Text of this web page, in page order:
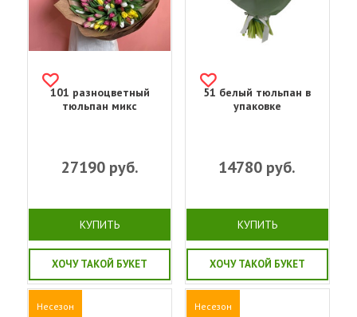
101 разноцветный
тюльпан микс
27190руб.
КУПИТЬ
ХОЧУ ТАКОЙ БУКЕТ
51 белый тюльпан в
упаковке
14780 руб.
КУПИТЬ
ХОЧУ ТАКОЙ БУКЕТ
Несезон Несезон